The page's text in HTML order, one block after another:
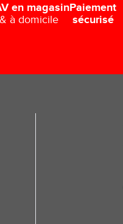
en magasin
& à domicile
Paiement
sécurisé